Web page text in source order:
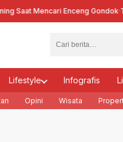
Mencari Enceng Gondok·
Lifestyle Infografis
Opini Wisata